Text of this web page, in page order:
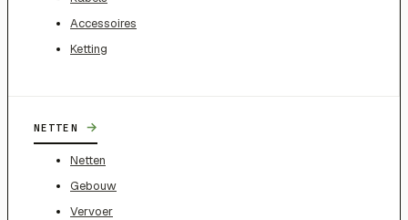
Accessoires
Ketting
NETTEN →
Netten
Gebouw
Vervoer